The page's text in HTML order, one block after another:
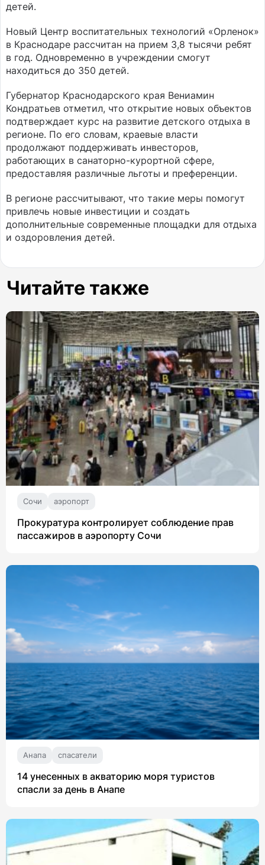
детей.
Новый Центр воспитательных технологий «Орленок»
в Краснодаре рассчитан на прием 3,8 тысячи ребят
в год. Одновременно в учреждении смогут
находиться до 350 детей.
Губернатор Краснодарского края Вениамин
Кондратьев отметил, что открытие новых объектов
подтверждает курс на развитие детского отдыха в
регионе. По его словам, краевые власти
продолжают поддерживать инвесторов,
работающих в санаторно-курортной сфере,
предоставляя различные льготы и преференции.
В регионе рассчитывают, что такие меры помогут
привлечь новые инвестиции и создать
дополнительные современные площадки для отдыха
и оздоровления детей.
Читайте также
Сочи аэропорт
Прокуратура контролирует соблюдение прав
пассажиров в аэропорту Сочи
Анапа спасатели
14 унесенных в акваторию моря туристов
спасли за день в Анапе